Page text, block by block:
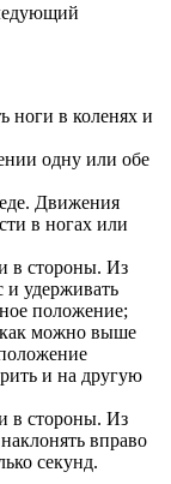
ноги в коленях и
одну или обе
Движения
в ногах или
в стороны. Из
и удерживать
положение;
как можно выше
и на другую
в стороны. Из
вправо
секунд.